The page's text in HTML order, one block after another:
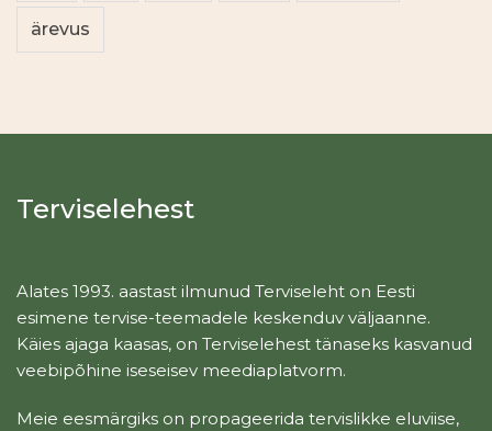
ärevus
Terviselehest
Alates 1993. aastast ilmunud Terviseleht on Eesti
esimene tervise-teemadele keskenduv väljaanne.
Käies ajaga kaasas, on Terviselehest tänaseks kasvanud
veebipõhine iseseisev meediaplatvorm.
Meie eesmärgiks on propageerida tervislikke eluviise,